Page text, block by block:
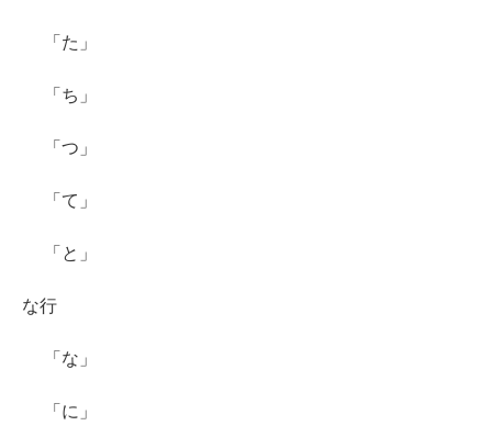
「た」
「ち」
「つ」
「て」
「と」
な行
「な」
「に」